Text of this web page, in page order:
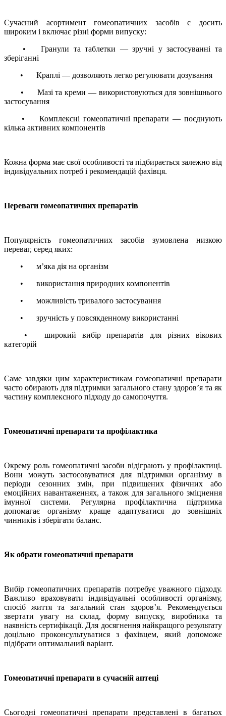
Сучасний асортимент гомеопатичних засобів є досить
широким і включає різні форми випуску:
•
Гранули та таблетки — зручні у застосуванні та
зберіганні
•
Краплі — дозволяють легко регулювати дозування
•
Мазі та креми — використовуються для зовнішнього
застосування
•
Комплексні гомеопатичні препарати — поєднують
кілька активних компонентів
Кожна форма має свої особливості та підбирається залежно від
індивідуальних потреб і рекомендацій фахівця.
Переваги гомеопатичних препаратів
Популярність гомеопатичних засобів зумовлена низкою
переваг, серед яких:
•
м’яка дія на організм
•
використання природних компонентів
•
можливість тривалого застосування
•
зручність у повсякденному використанні
•
широкий вибір препаратів для різних вікових
категорій
Саме завдяки цим характеристикам гомеопатичні препарати
часто обирають для підтримки загального стану здоров’я та як
частину комплексного підходу до самопочуття.
Гомеопатичні препарати та профілактика
Окрему роль гомеопатичні засоби відіграють у профілактиці.
Вони можуть застосовуватися для підтримки організму в
періоди сезонних змін, при підвищених фізичних або
емоційних навантаженнях, а також для загального зміцнення
імунної системи. Регулярна профілактична підтримка
допомагає організму краще адаптуватися до зовнішніх
чинників і зберігати баланс.
Як обрати гомеопатичні препарати
Вибір гомеопатичних препаратів потребує уважного підходу.
Важливо враховувати індивідуальні особливості організму,
спосіб життя та загальний стан здоров’я. Рекомендується
звертати увагу на склад, форму випуску, виробника та
наявність сертифікації. Для досягнення найкращого результату
доцільно проконсультуватися з фахівцем, який допоможе
підібрати оптимальний варіант.
Гомеопатичні препарати в сучасній аптеці
Сьогодні гомеопатичні препарати представлені в багатьох